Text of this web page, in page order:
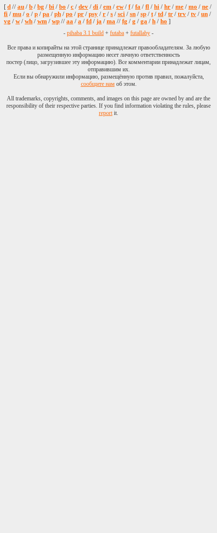
[ d // au / b / bg / bi / bo / c / dev / di / em / ew/ f/ fa / fl / hi / hr / me / mo / ne /
fi / mu / o / p / pa / ph / po / pr / psy / r / s / sci / sn / sp / t/ td / tr / trv / tv / un /
vg / w/ wh / wm / wp // aa / a / fd / ja / ma // fg / g / ga / h / ho ]
- pihaba 3.1 build + futaba + futallaby -
Все права и копирайты на этой странице принадлежат правообладателям. За любую
размещенную информацию несет личную ответственность
постер (лицо, загрузившее эту информацию). Все комментарии принадлежат лицам,
отправившим их.
Если вы обнаружили информацию, размещённую против правил, пожалуйста,
сообщите намоб этом.
All trademarks, copyrights, comments, and images on this page are owned by and are the
responsibility of their respective parties. If you find information violating the rules, please
reportit.